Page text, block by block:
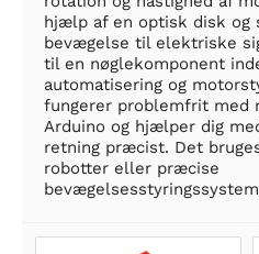
hjælp af en optisk disk og
bevægelse til elektriske
til en nøglekomponent
automatisering og
fungerer problemfrit med
Arduino og hjælper dig
retning præcist. Det
robotter eller præcise